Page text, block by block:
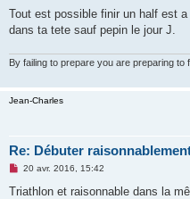
Tout est possible finir un half est
dans ta tete sauf pepin le jour J.
By failing to prepare you are preparing to
Jean-Charles
Re: Débuter
M
s
20 avr. 2016, 15:42
Triathlon et raisonnable dans la